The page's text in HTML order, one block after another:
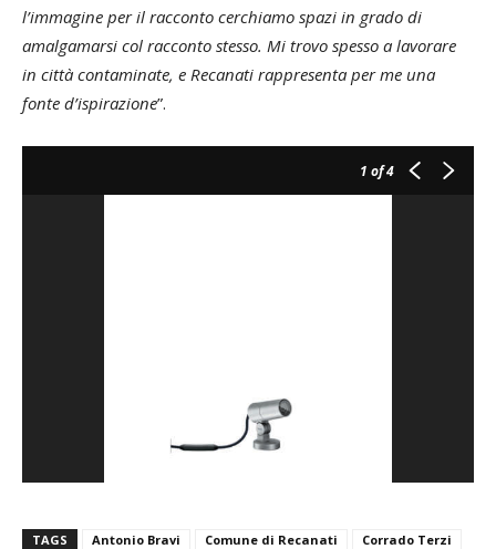
l’immagine per il racconto cerchiamo spazi in grado di
amalgamarsi col racconto stesso. Mi trovo spesso a lavorare
in città contaminate, e Recanati rappresenta per me una
fonte d’ispirazione”.
1 of 4
TAGS Antonio Bravi Comune di Recanati
Corrado Terzi